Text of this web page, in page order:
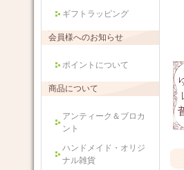
ギフトラッピング
会員様へのお知らせ
ポイントについて
商品について
アンティーク＆ブロカ
ント
ハンドメイド・オリジ
ナル雑貨